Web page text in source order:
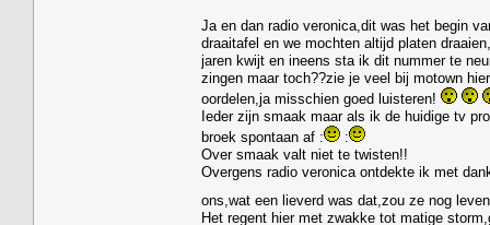
Ja en dan radio veronica,dit was het begin
draaitafel en we mochten altijd platen
jaren kwijt en ineens sta ik dit nummer te
zingen maar toch??zie je veel bij motown
oordelen,ja misschien goed luisteren!
Ieder zijn smaak maar als ik de huidige tv
broek spontaan af :
:
Over smaak valt niet te twisten!!
Overgens radio veronica ontdekte ik met
ons,wat een lieverd was dat,zou ze nog
Het regent hier met zwakke tot matige